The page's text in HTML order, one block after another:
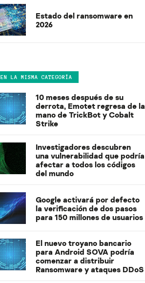
Estado del ransomware en
2026
EN LA MISMA CATEGORÍA
10 meses después de su
derrota, Emotet regresa de la
mano de TrickBot y Cobalt
Strike
Investigadores descubren
una vulnerabilidad que podría
afectar a todos los códigos
del mundo
Google activará por defecto
la verificación de dos pasos
para 150 millones de usuarios
El nuevo troyano bancario
para Android SOVA podría
comenzar a distribuir
Ransomware y ataques DDoS